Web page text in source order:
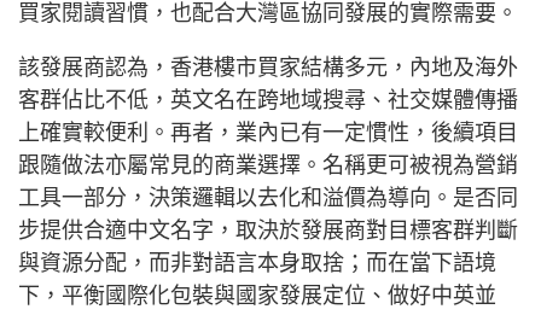
買家閱讀習慣，也配合大灣區協同發展的實際需要。
該發展商認為，香港樓市買家結構多元，內地及海外
客群佔比不低，英文名在跨地域搜尋、社交媒體傳播
上確實較便利。再者，業內已有一定慣性，後續項目
跟隨做法亦屬常見的商業選擇。名稱更可被視為營銷
工具一部分，決策邏輯以去化和溢價為導向。是否同
步提供合適中文名字，取決於發展商對目標客群判斷
與資源分配，而非對語言本身取捨；而在當下語境
下，平衡國際化包裝與國家發展定位、做好中英並